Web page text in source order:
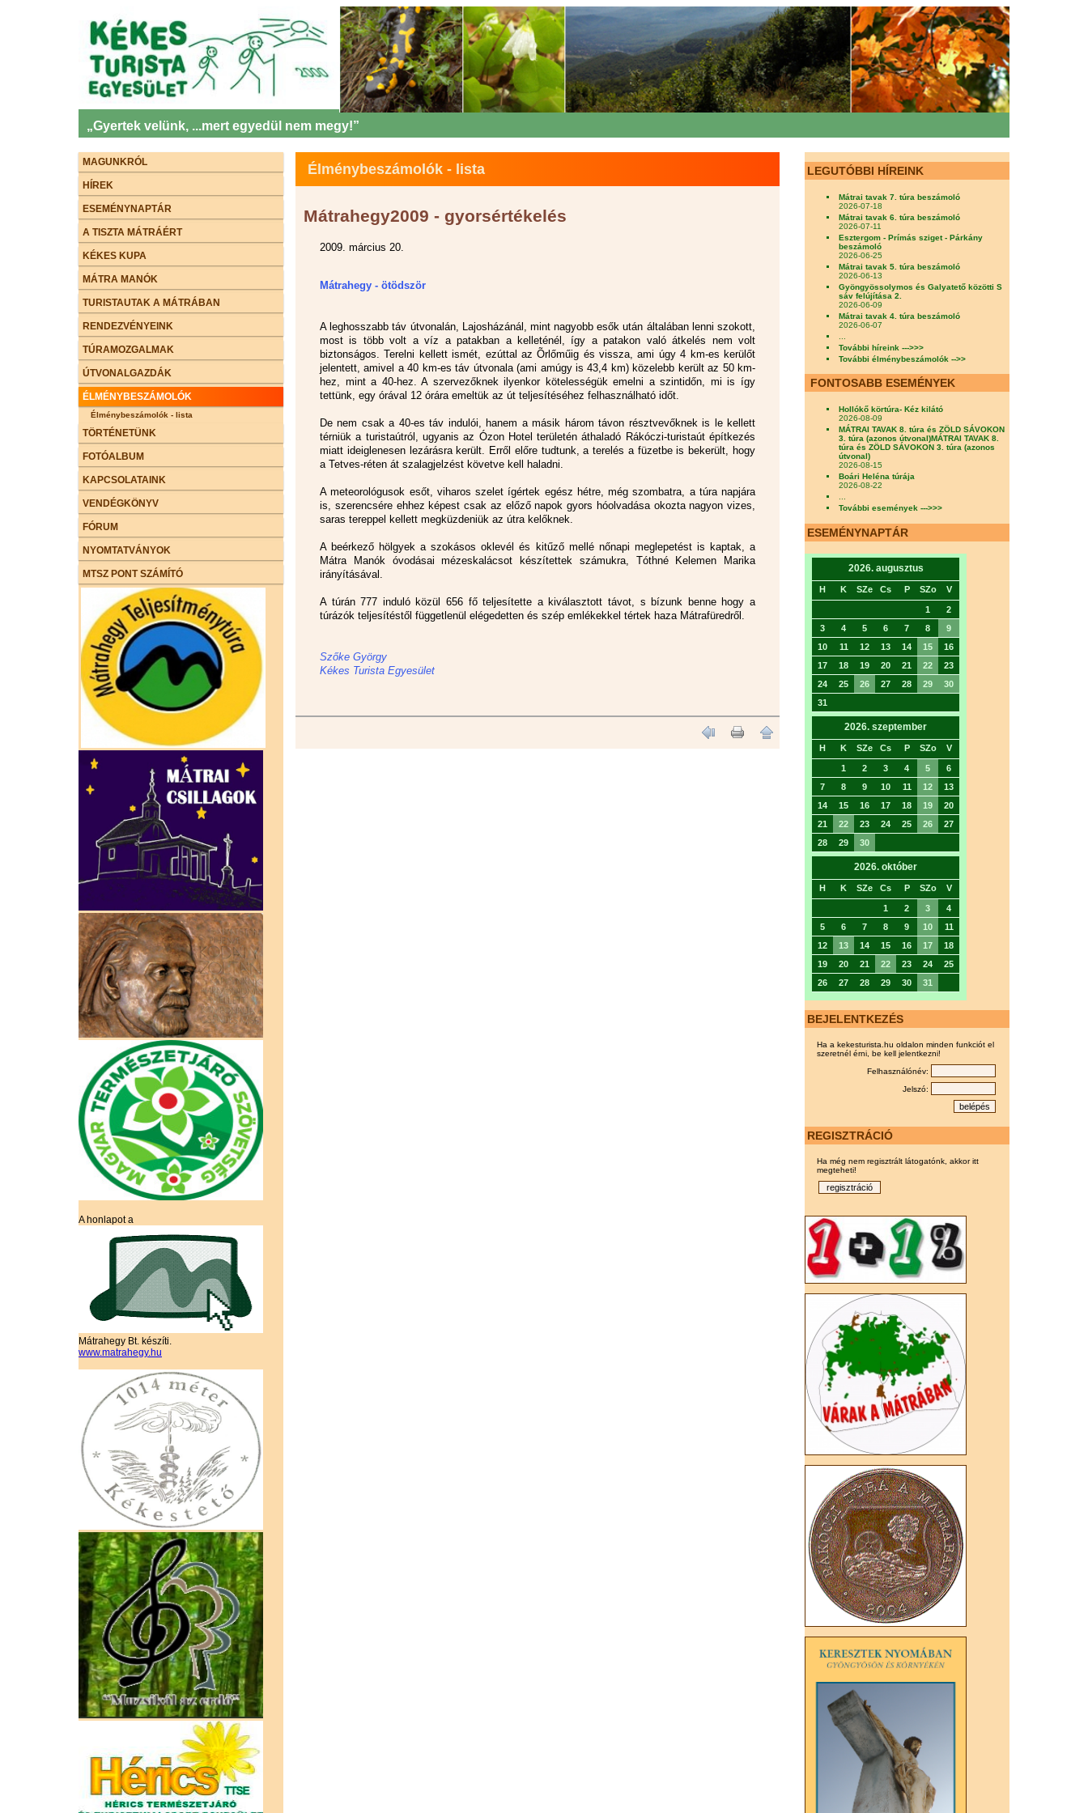
„Gyertek velünk, ...mert egyedül nem megy!”
MAGUNKRÓL
HÍREK
ESEMÉNYNAPTÁR
A TISZTA MÁTRÁÉRT
KÉKES KUPA
MÁTRA MANÓK
TURISTAUTAK A MÁTRÁBAN
RENDEZVÉNYEINK
TÚRAMOZGALMAK
ÚTVONALGAZDÁK
ÉLMÉNYBESZÁMOLÓK
Élménybeszámolók - lista
TÖRTÉNETÜNK
FOTÓALBUM
KAPCSOLATAINK
VENDÉGKÖNYV
FÓRUM
NYOMTATVÁNYOK
MTSZ PONT SZÁMÍTÓ
A honlapot a
Mátrahegy Bt. készíti.
www.matrahegy.hu
Élménybeszámolók - lista
Mátrahegy2009 - gyorsértékelés
2009. március 20.
Mátrahegy - ötödször
A leghosszabb táv útvonalán, Lajosházánál, mint nagyobb esők után általában lenni szokott,
most is több volt a víz a patakban a kelleténél, így a patakon való átkelés nem volt
biztonságos. Terelni kellett ismét, ezúttal az Õrlőműig és vissza, ami úgy 4 km-es kerülőt
jelentett, amivel a 40 km-es táv útvonala (ami amúgy is 43,4 km) közelebb került az 50 km-
hez, mint a 40-hez. A szervezőknek ilyenkor kötelességük emelni a szintidőn, mi is így
tettünk, egy órával 12 órára emeltük az út teljesítéséhez felhasználható időt.
De nem csak a 40-es táv indulói, hanem a másik három távon résztvevőknek is le kellett
térniük a turistaútról, ugyanis az Ózon Hotel területén áthaladó Rákóczi-turistaút építkezés
miatt ideiglenesen lezárásra került. Erről előre tudtunk, a terelés a füzetbe is bekerült, hogy
a Tetves-réten át szalagjelzést követve kell haladni.
A meteorológusok esőt, viharos szelet ígértek egész hétre, még szombatra, a túra napjára
is, szerencsére ehhez képest csak az előző napok gyors hóolvadása okozta nagyon vizes,
saras tereppel kellett megküzdeniük az útra kelőknek.
A beérkező hölgyek a szokásos oklevél és kitűző mellé nőnapi meglepetést is kaptak, a
Mátra Manók óvodásai mézeskalácsot készítettek számukra, Tóthné Kelemen Marika
irányításával.
A túrán 777 induló közül 656 fő teljesítette a kiválasztott távot, s bízunk benne hogy a
túrázók teljesítéstől függetlenül elégedetten és szép emlékekkel tértek haza Mátrafüredről.
Szőke György
Kékes Turista Egyesület
LEGUTÓBBI HÍREINK
Mátrai tavak 7. túra beszámoló
2026-07-18
Mátrai tavak 6. túra beszámoló
2026-07-11
Esztergom - Prímás sziget - Párkány
beszámoló
2026-06-25
Mátrai tavak 5. túra beszámoló
2026-06-13
Gyöngyössolymos és Galyatető közötti S
sáv felújítása 2.
2026-06-09
Mátrai tavak 4. túra beszámoló
2026-06-07
További híreink --->>>
További élménybeszámolók -->>
FONTOSABB ESEMÉNYEK
Hollókő körtúra- Kéz kilátó
2026-08-09
MÁTRAI TAVAK 8. túra és ZÖLD SÁVOKON
3. túra (azonos útvonal)MÁTRAI TAVAK 8.
túra és ZÖLD SÁVOKON 3. túra (azonos
útvonal)
2026-08-15
Boári Heléna túrája
2026-08-22
...
További események --->>>
ESEMÉNYNAPTÁR
2026. augusztus
H K SZe Cs P SZo V
1
2
3
4 5 6 7 8
9
10
11 12 13 14 15
16
17
18 19 20 21 22
23
24
25 26 27 28 29
30
31
2026. szeptember
H K SZe Cs P SZo V
1 2 3 4 5
6
7
8 9 10 11 12
13
14
15 16 17 18 19
20
21
22 23 24 25 26
27
28
29 30
2026. október
H K SZe Cs P SZo V
1 2 3
4
5
6 7 8 9 10
11
12
13 14 15 16 17
18
19
20 21 22 23 24
25
26
27 28 29 30 31
BEJELENTKEZÉS
Ha a kekesturista.hu oldalon minden funkciót el
szeretnél érni, be kell jelentkezni!
Felhasználónév:
Jelszó:
REGISZTRÁCIÓ
Ha még nem regisztrált látogatónk, akkor itt
megteheti!